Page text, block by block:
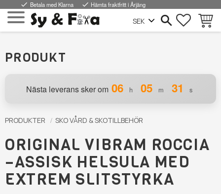
Meny
done Betala med Klarna done Hämta fraktfritt i Årjäng
PRODUKT
Nästa leverans sker om 06 h 05 m 30 s
PRODUKTER SKO VÅRD & SKOTILLBEHÖR
ORIGINAL VIBRAM ROCCIA
–ASSISK HELSULA MED
EXTREM SLITSTYRKA